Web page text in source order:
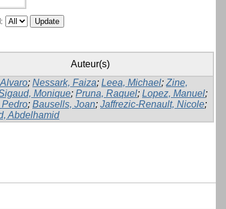
Auteur(s)
; Nessark, Faiza; Leea, Michael; Zine,
Monique; Pruna, Raquel; Lopez, Manuel;
Pedro; Bausells, Joan; Jaffrezic-Renault, Nicole;
Abdelhamid